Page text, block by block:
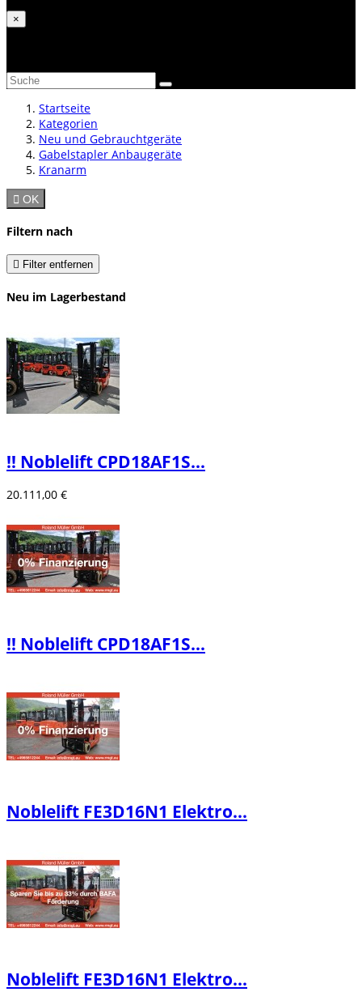
×
Startseite
Kategorien
Neu und Gebrauchtgeräte
Gabelstapler Anbaugeräte
Kranarm
 OK
Filtern nach
 Filter entfernen
Neu im Lagerbestand
‼️ Noblelift CPD18AF1S...
20.111,00 €
‼️ Noblelift CPD18AF1S...
Noblelift FE3D16N1 Elektro...
Noblelift FE3D16N1 Elektro...